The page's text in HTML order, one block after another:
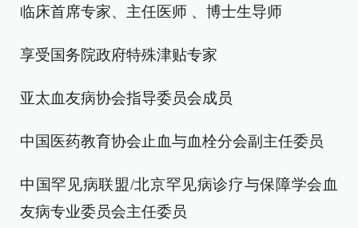
临床首席专家、主任医师 、博士生导师
享受国务院政府特殊津贴专家
亚太血友病协会指导委员会成员
中国医药教育协会止血与血栓分会副主任委员
中国罕见病联盟/北京罕见病诊疗与保障学会血
友病专业委员会主任委员